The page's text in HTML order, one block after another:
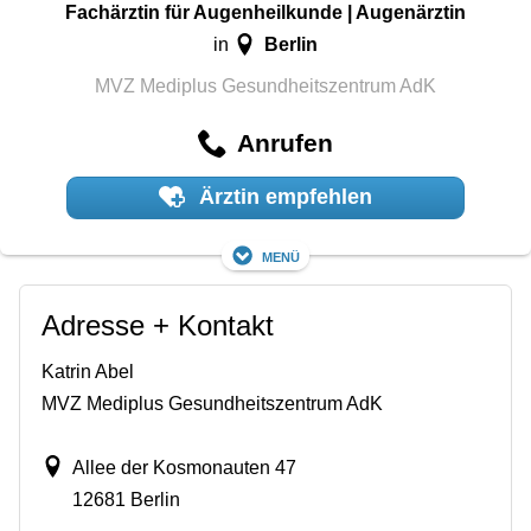
Fachärztin für Augenheilkunde | Augenärztin
in Berlin
MVZ Mediplus Gesundheitszentrum AdK
Anrufen
Ärztin empfehlen
Menü
Adresse + Kontakt
Katrin Abel
MVZ Mediplus Gesundheitszentrum AdK
Allee der Kosmonauten 47
12681 Berlin